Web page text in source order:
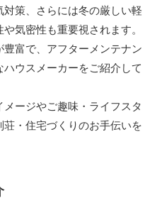
策、さらには冬の厳しい軽
気密性も重要視されます。
富で、アフターメンテナン
ウスメーカーをご紹介して
ージやご趣味・ライフスタ
・住宅づくりのお手伝いを